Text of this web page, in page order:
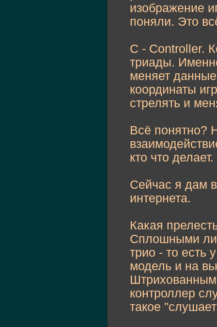
изображение
поняли. Это
C - Controller.
триады.
меняет
координаты
стрелять и
Всё понятно?
кто что делает.
Сейчас я дам
интернета.
Какая
Сплошными
трио - то есть
модель и на
контроллер
такое